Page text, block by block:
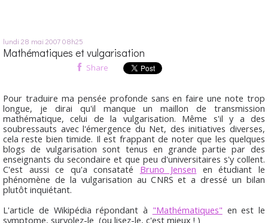
lundi 28 mai 200708h25
Mathématiques et vulgarisation
Share
Pour traduire ma pensée profonde sans en faire une note trop
longue, je dirai qu'il manque un maillon de transmission
mathématique, celui de la vulgarisation. Même s'il y a des
soubressauts avec l'émergence du Net, des initiatives diverses,
cela reste bien timide. Il est frappant de noter que les quelques
blogs de vulgarisation sont tenus en grande partie par des
enseignants du secondaire et que peu d'universitaires s'y collent.
C'est aussi ce qu'a consataté Bruno Jensen en étudiant le
phénomène de la vulgarisation au CNRS et a dressé un bilan
plutôt inquiétant.
L'article de Wikipédia répondant à "Mathématiques" en est le
symptome, survolez-le (ou lisez-le, c'est mieux ! )